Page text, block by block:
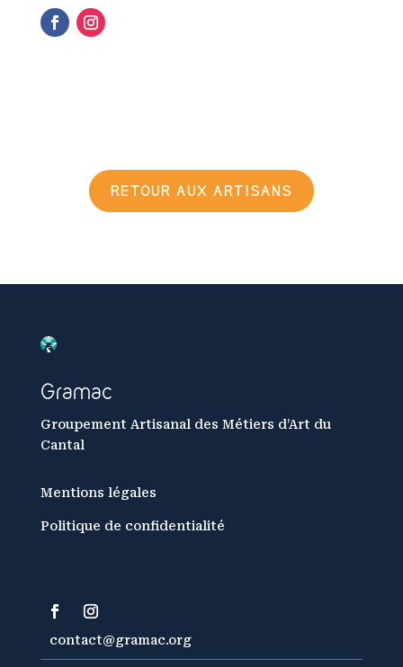
RETOUR AUX ARTISANS
Gramac
Groupement Artisanal des Métiers d’Art du
Cantal
Mentions légales
Politique de confidentialité
contact@gramac.org